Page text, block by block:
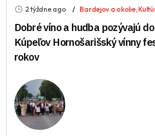
2 týždne ago Bardejov a okolie,
Dobré víno a hudba pozývajú
Kúpeľov Hornošarišský vínny
rokov